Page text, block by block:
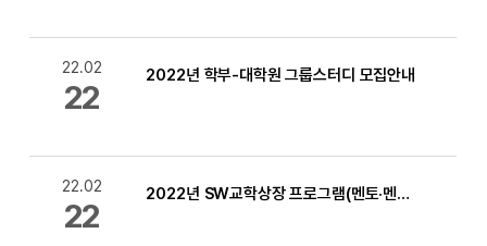
22.02
22
2022년 학부-대학원 그룹스터디 모집안내
22.02
22
2022년 SW교학상장 프로그램(멘토·멘티) 모집안내